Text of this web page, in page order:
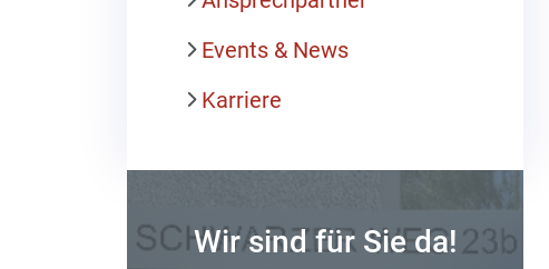
Events & News
Karriere
Wir sind für Sie da!